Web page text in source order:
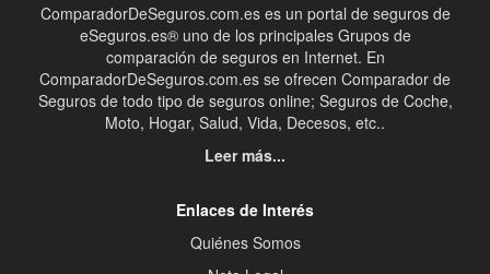
ComparadorDeSeguros.com.es es un portal de seguros de
eSeguros.es® uno de los principales Grupos de
comparación de seguros en Internet. En
ComparadorDeSeguros.com.es se ofrecen Comparador de
Seguros de todo tipo de seguros online; Seguros de Coche,
Moto, Hogar, Salud, Vida, Decesos, etc..
Leer más...
Enlaces de Interés
Quiénes Somos